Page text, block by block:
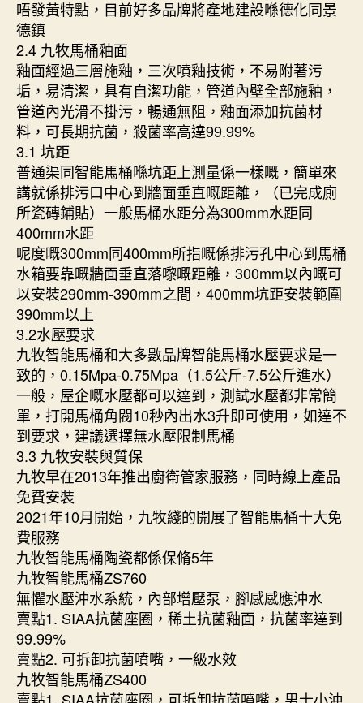
唔發黃特點，目前好多品牌將產地建設喺德化同景
德鎮
2.4 九牧馬桶釉面
釉面經過三層施釉，三次噴釉技術，不易附著污
垢，易清潔，具有自潔功能，管道內壁全部施釉，
管道內光滑不掛污，暢通無阻，釉面添加抗菌材
料，可長期抗菌，殺菌率高達99.99%
3.1 坑距
普通渠同智能馬桶喺坑距上測量係一樣嘅，簡單來
講就係排污口中心到牆面垂直嘅距離，（已完成廁
所瓷磚鋪貼）一般馬桶水距分為300mm水距同
400mm水距
呢度嘅300mm同400mm所指嘅係排污孔中心到馬桶
水箱要靠嘅牆面垂直落嚟嘅距離，300mm以內嘅可
以安裝290mm-390mm之間，400mm坑距安裝範圍
390mm以上
3.2水壓要求
九牧智能馬桶和大多數品牌智能馬桶水壓要求是一
致的，0.15Mpa-0.75Mpa（1.5公斤-7.5公斤進水）
一般，屋企嘅水壓都可以達到，測試水壓都非常簡
單，打開馬桶角閥10秒內出水3升即可使用，如達不
到要求，建議選擇無水壓限制馬桶
3.3 九牧安裝與質保
九牧早在2013年推出廚衛管家服務，同時線上產品
免費安裝
2021年10月開始，九牧綫的開展了智能馬桶十大免
費服務
九牧智能馬桶陶瓷都係保脩5年
九牧智能馬桶ZS760
無懼水壓沖水系統，內部增壓泵，腳感感應沖水
賣點1. SIAA抗菌座圈，稀土抗菌釉面，抗菌率達到
99.99%
賣點2. 可拆卸抗菌噴嘴，一級水效
九牧智能馬桶ZS400